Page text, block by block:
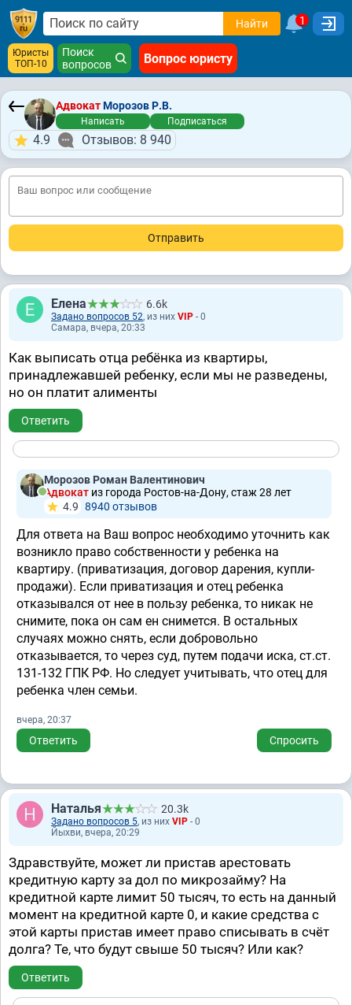
Найти 1
Юристы
ТОП-10
Поиск
вопросов
Вопрос юристу
АдвокатМорозов Р.В.
Написать Подписаться
4.9 Отзывов: 8 940
Елена 6.6k
Задано вопросов 52, из них VIP - 0
Самара, вчера, 20:33
Как выписать отца ребёнка из квартиры,
принадлежавшей ребенку, если мы не разведены,
но он платит алименты
Ответить
Морозов Роман Валентинович
Адвокат из города Ростов-на-Дону, стаж 28 лет
4.9 8940 отзывов
Для ответа на Ваш вопрос необходимо уточнить как
возникло право собственности у ребенка на
квартиру. (приватизация, договор дарения, купли-
продажи). Если приватизация и отец ребенка
отказывался от нее в пользу ребенка, то никак не
снимите, пока он сам ен снимется. В остальных
случаях можно снять, если добровольно
отказывается, то через суд, путем подачи иска, ст.ст.
131-132 ГПК РФ. Но следует учитывать, что отец для
ребенка член семьи.
вчера, 20:37
Ответить Спросить
Наталья 20.3k
Задано вопросов 5, из них VIP - 0
Йыхви, вчера, 20:29
Здравствуйте, может ли пристав арестовать
кредитную карту за дол по микрозайму? На
кредитной карте лимит 50 тысяч, то есть на данный
момент на кредитной карте 0, и какие средства с
этой карты пристав имеет право списывать в счёт
долга? Те, что будут свыше 50 тысяч? Или как?
Ответить